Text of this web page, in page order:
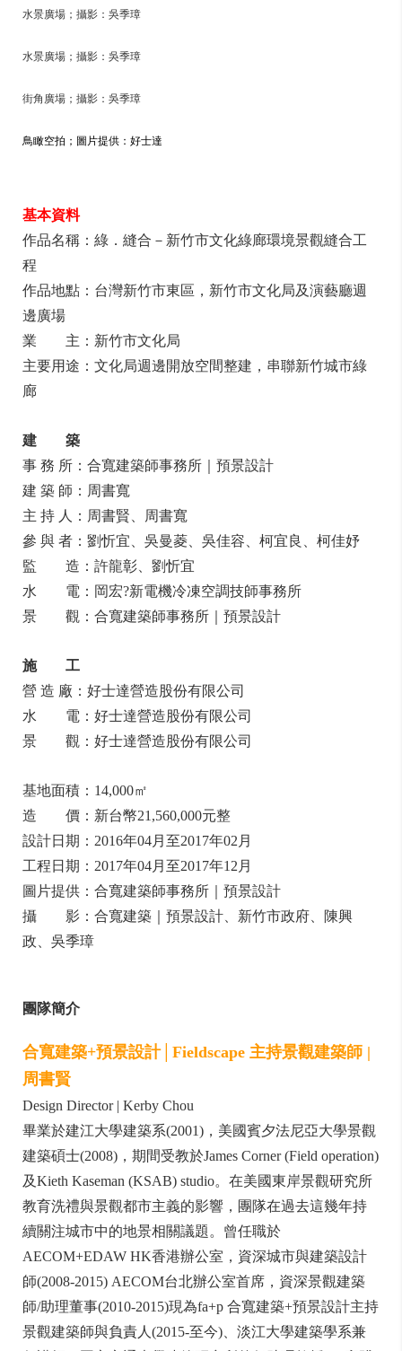
水景廣場；攝影：吳季璋
水景廣場；攝影：吳季璋
街角廣場；攝影：吳季璋
鳥瞰空拍 ；圖片提供：好士達
基本資料
作品名稱：綠．縫合－新竹市文化綠廊環境景觀縫合工
程
作品地點：台灣新竹市東區，新竹市文化局及演藝廳週
邊廣場
業 主：新竹市文化局
主要用途：文化局週邊開放空間整建，串聯新竹城市綠
廊
建 築
事 務 所：合寬建築師事務所｜預景設計
建 築 師：周書寬
主 持 人：周書賢、周書寬
參 與 者：劉忻宜、吳曼菱、吳佳容、柯宜良、柯佳妤
監 造：許龍彰、劉忻宜
水 電：岡宏?新電機冷凍空調技師事務所
景 觀：合寬建築師事務所｜預景設計
施 工
營 造 廠：好士達營造股份有限公司
水 電：好士達營造股份有限公司
景 觀：好士達營造股份有限公司
基地面積：14,000㎡
造 價：新台幣21,560,000元整
設計日期：2016年04月至2017年02月
工程日期：2017年04月至2017年12月
圖片提供：合寬建築師事務所｜預景設計
攝 影：合寬建築｜預景設計、新竹市政府、陳興
政、吳季璋
團隊簡介
合寬建築+預景設計│Fieldscape 主持景觀建築師 |
周書賢
Design Director | Kerby Chou
畢業於建江大學建築系(2001)，美國賓夕法尼亞大學景觀
建築碩士(2008)，期間受教於James Corner (Field operation)
及Kieth Kaseman (KSAB) studio。在美國東岸景觀研究所
教育洗禮與景觀都市主義的影響，團隊在過去這幾年持
續關注城市中的地景相關議題。曾任職於
AECOM+EDAW HK香港辦公室，資深城市與建築設計
師(2008-2015) AECOM台北辦公室首席，資深景觀建築
師/助理董事(2010-2015)現為fa+p 合寬建築+預景設計主持
景觀建築師與負責人(2015-至今)、淡江大學建築學系兼